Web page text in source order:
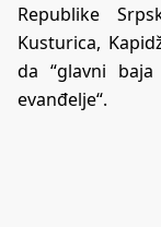
Republike
Kusturica,
da “glavni
evanđelje“.